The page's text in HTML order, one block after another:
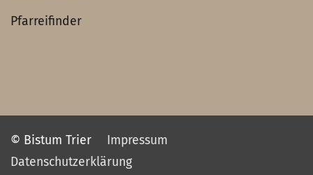
Pfarreifinder
© Bistum Trier
Impressum
Datenschutzerklärung